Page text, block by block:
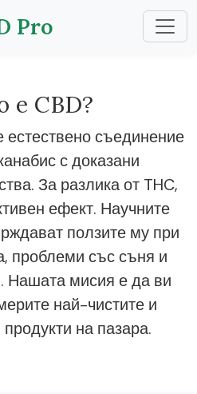
Pro
е CBD?
съединение
с доказани
За разлика от THC,
ефект. Научните
ползите му при
проблеми със съня и
Нашата мисия е да ви
най-чистите и
на пазара.